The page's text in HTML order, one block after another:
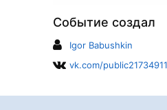
Событие создал
Igor Babushkin
vk.com/